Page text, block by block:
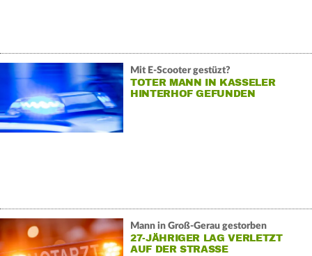
Mit E-Scooter gestüzt?
TOTER MANN IN KASSELER
HINTERHOF GEFUNDEN
Mann in Groß-Gerau gestorben
27-JÄHRIGER LAG VERLETZT
AUF DER STRASSE